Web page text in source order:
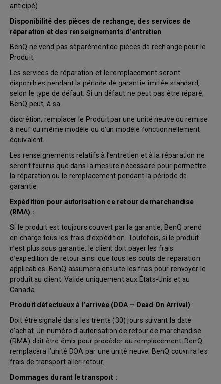
anticipé).
Disponibilité des pièces de rechange, des services de
réparation et des renseignements d’entretien
BenQ ne vend pas séparément de pièces de rechange pour le
Produit.
Les services de réparation et le remplacement seront
disponibles pendant la période de garantie limitée standard,
selon le type de défaut. Si un défaut ne peut pas être réparé,
BenQ peut, à sa
discrétion, remplacer le Produit par une unité neuve ou remise
à neuf du même modèle ou d’un modèle fonctionnellement
équivalent.
Les renseignements relatifs à l’entretien et à la réparation ne
seront fournis que dans la mesure nécessaire pour permettre
la réparation ou le remplacement pendant la période de
garantie.
Expédition pour autorisation de retour de marchandise
(RMA) :
Si le produit est toujours couvert par la garantie, BenQ prend
en charge tous les frais d’expédition. Toutefois, si le produit
n’est plus sous garantie, le client doit payer les frais
d’expédition de retour ainsi que tous les coûts de réparation
applicables. BenQ assumera ensuite les frais pour renvoyer le
produit au client. Valide uniquement aux États-Unis et au
Canada.
Produit défectueux à l’arrivée (DOA – Dead On Arrival) :
Doit être signalé dans les trente (30) jours suivant la date
d’achat. Un numéro d’autorisation de retour de marchandise
(RMA) doit être émis pour procéder au remplacement. BenQ
remplacera l’unité DOA par une unité neuve. BenQ couvrira les
frais de transport aller-retour.
Dommages durant le transport :